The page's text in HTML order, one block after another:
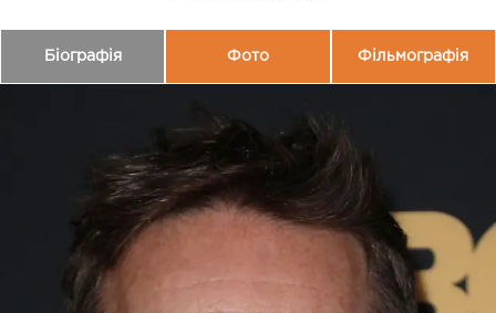
Біографія Фото Фільмографія